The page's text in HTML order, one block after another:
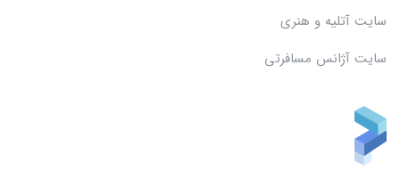
سایت آتلیه و هنری
سایت آژانس مسافرتی